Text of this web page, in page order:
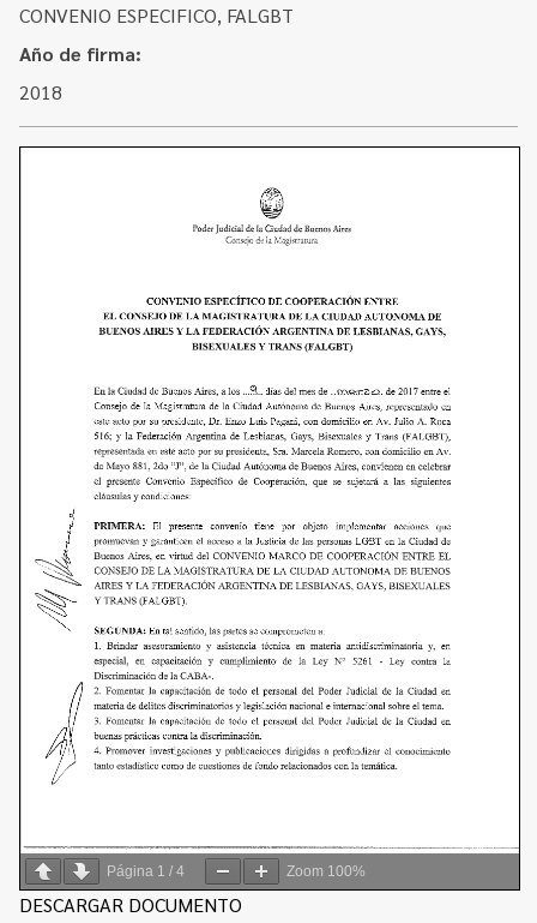
Plan de Gobierno Abierto en la Justicia
Recursos y Acceso a la Justicia
Repositorio de Datos Abiertos
CONVENIO ESPECIFICO, FALGBT
Año de firma:
2018
Página 1 / 4 Zoom 100%
DESCARGAR DOCUMENTO